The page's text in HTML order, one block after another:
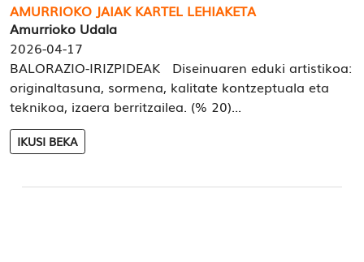
AMURRIOKO JAIAK KARTEL LEHIAKETA
Amurrioko Udala
2026-04-17
BALORAZIO-IRIZPIDEAK Diseinuaren eduki artistikoa:
originaltasuna, sormena, kalitate kontzeptuala eta
teknikoa, izaera berritzailea. (% 20)...
IKUSI BEKA